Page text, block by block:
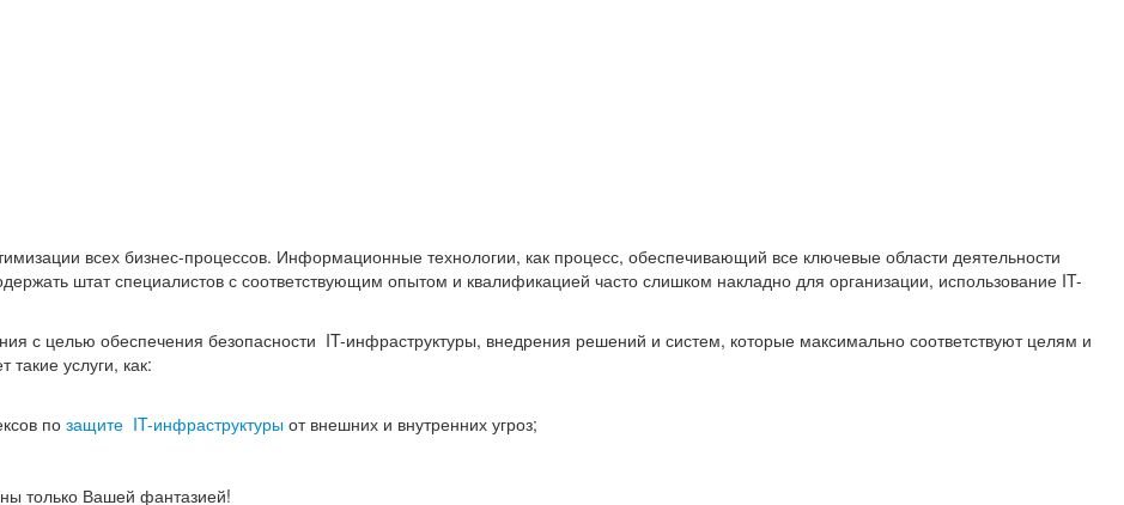
всех бизнес-процессов. Информационные технологии, как процесс, обеспечивающий все ключевые области деятельности
штат специалистов с соответствующим опытом и квалификацией часто слишком накладно для организации, использование IT-
с целью обеспечения безопасности IT-инфраструктуры, внедрения решений и систем, которые максимально соответствуют целям и
услуги, как:
по защите IT-инфраструктуры от внешних и внутренних угроз;
только Вашей фантазией!